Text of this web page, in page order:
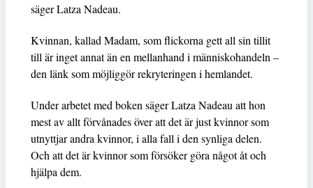
säger Latza Nadeau.
Kvinnan, kallad Madam, som flickorna gett all sin tillit
till är inget annat än en mellanhand i människohandeln –
den länk som möjliggör rekryteringen i hemlandet.
Under arbetet med boken säger Latza Nadeau att hon
mest av allt förvånades över att det är just kvinnor som
utnyttjar andra kvinnor, i alla fall i den synliga delen.
Och att det är kvinnor som försöker göra något åt och
hjälpa dem.